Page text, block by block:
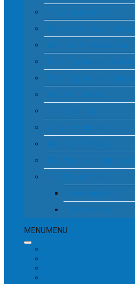
MENUMENU